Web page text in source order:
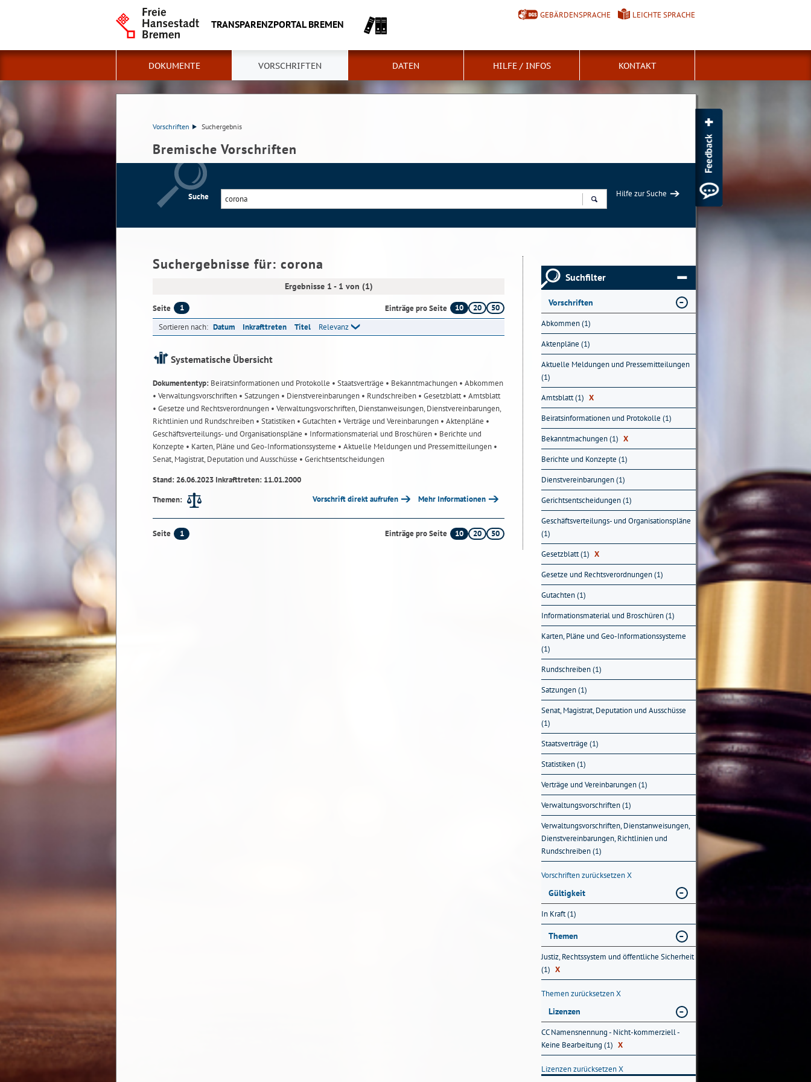
TRANSPARENZPORTAL BREMEN
GEBÄRDENSPRACHE LEICHTE SPRACHE
DOKUMENTE VORSCHRIFTEN DATEN HILFE / INFOS KONTAKT
Vorschriften Suchergebnis
Bremische Vorschriften
Suche
Hilfe zur Suche
Suchergebnisse für: corona
Ergebnisse 1 - 1 von (1)
Seite 1 Einträge pro Seite 10 20
50
Sortieren nach: Datum Inkrafttreten Titel Relevanz
Systematische Übersicht
Dokumententyp: Beiratsinformationen und Protokolle • Staatsverträge • Bekanntmachungen • Abkommen
• Verwaltungsvorschriften • Satzungen • Dienstvereinbarungen • Rundschreiben • Gesetzblatt• Amtsblatt
• Gesetze und Rechtsverordnungen • Verwaltungsvorschriften, Dienstanweisungen, Dienstvereinbarungen,
Richtlinien und Rundschreiben • Statistiken • Gutachten • Verträge und Vereinbarungen • Aktenpläne •
Geschäftsverteilungs- und Organisationspläne • Informationsmaterial und Broschüren • Berichte und
Konzepte • Karten, Pläne und Geo-Informationssysteme • Aktuelle Meldungen und Pressemitteilungen •
Senat, Magistrat, Deputation und Ausschüsse • Gerichtsentscheidungen
Stand: 26.06.2023 Inkrafttreten: 11.01.2000
Themen:
Vorschrift direkt aufrufen Mehr Informationen
Seite 1 Einträge pro Seite 10 20 50
Suchfilter
Vorschriften
Abkommen (1)
Aktenpläne (1)
Aktuelle Meldungen und Pressemitteilungen
(1)
Amtsblatt (1) X
Beiratsinformationen und Protokolle (1)
Bekanntmachungen (1) X
Berichte und Konzepte (1)
Dienstvereinbarungen (1)
Gerichtsentscheidungen (1)
Geschäftsverteilungs- und Organisationspläne
(1)
Gesetzblatt (1) X
Gesetze und Rechtsverordnungen (1)
Gutachten (1)
Informationsmaterial und Broschüren (1)
Karten, Pläne und Geo-Informationssysteme
(1)
Rundschreiben (1)
Satzungen (1)
Senat, Magistrat, Deputation und Ausschüsse
(1)
Staatsverträge (1)
Statistiken (1)
Verträge und Vereinbarungen (1)
Verwaltungsvorschriften (1)
Verwaltungsvorschriften, Dienstanweisungen,
Dienstvereinbarungen, Richtlinien und
Rundschreiben (1)
Vorschriften zurücksetzenX
Gültigkeit
In Kraft (1)
Themen
Justiz, Rechtssystem und öffentliche Sicherheit
(1) X
Themen zurücksetzenX
Lizenzen
CC Namensnennung - Nicht-kommerziell -
Keine Bearbeitung (1) X
Lizenzen zurücksetzenX